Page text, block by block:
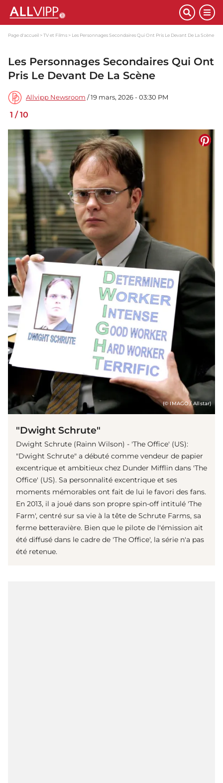
Page d'accueil TV et Films Les Personnages Secondaires Qui Ont Pris Le Devant De La Scène
Les Personnages Secondaires Qui Ont
Pris Le Devant De La Scène
Allvipp Newsroom / 19 mars, 2026 - 03:30 PM
1 /10
(© IMAGO / Allstar)
"Dwight Schrute"
Dwight Schrute (Rainn Wilson) - 'The Office' (US):
"Dwight Schrute" a débuté comme vendeur de papier
excentrique et ambitieux chez Dunder Mifflin dans 'The
Office' (US). Sa personnalité excentrique et ses
moments mémorables ont fait de lui le favori des fans.
En 2013, il a joué dans son propre spin-off intitulé 'The
Farm', centré sur sa vie à la tête de Schrute Farms, sa
ferme betteravière. Bien que le pilote de l'émission ait
été diffusé dans le cadre de 'The Office', la série n'a pas
été retenue.